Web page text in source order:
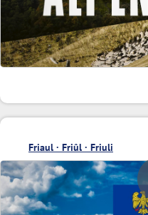
Friaul · Friûl · Friuli